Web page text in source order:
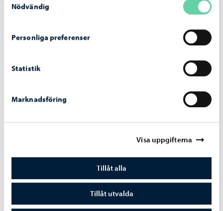
Nödvändig
Personliga preferenser
Statistik
Marknadsföring
Visa uppgifterna
Tillåt alla
Tillåt utvalda
Alexandersgatans bro öppnas för trafik
03.08.2026